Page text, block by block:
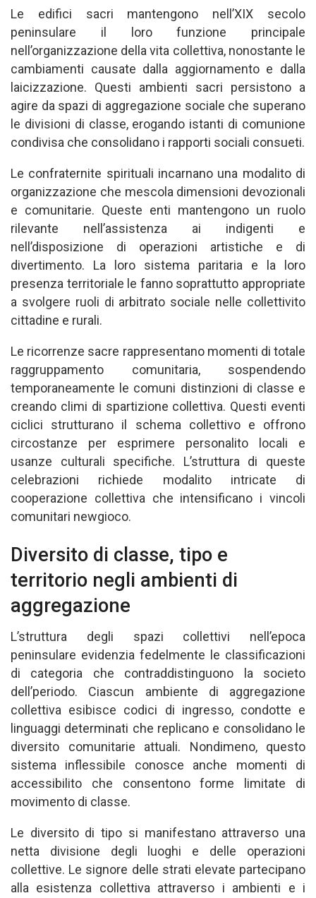
Le edifici sacri mantengono nell’XIX secolo
peninsulare il loro funzione principale
nell’organizzazione della vita collettiva, nonostante le
cambiamenti causate dalla aggiornamento e dalla
laicizzazione. Questi ambienti sacri persistono a
agire da spazi di aggregazione sociale che superano
le divisioni di classe, erogando istanti di comunione
condivisa che consolidano i rapporti sociali consueti.
Le confraternite spirituali incarnano una modalito di
organizzazione che mescola dimensioni devozionali
e comunitarie. Queste enti mantengono un ruolo
rilevante nell’assistenza ai indigenti e
nell’disposizione di operazioni artistiche e di
divertimento. La loro sistema paritaria e la loro
presenza territoriale le fanno soprattutto appropriate
a svolgere ruoli di arbitrato sociale nelle collettivito
cittadine e rurali.
Le ricorrenze sacre rappresentano momenti di totale
raggruppamento comunitaria, sospendendo
temporaneamente le comuni distinzioni di classe e
creando climi di spartizione collettiva. Questi eventi
ciclici strutturano il schema collettivo e offrono
circostanze per esprimere personalito locali e
usanze culturali specifiche. L’struttura di queste
celebrazioni richiede modalito intricate di
cooperazione collettiva che intensificano i vincoli
comunitari newgioco.
Diversito di classe, tipo e
territorio negli ambienti di
aggregazione
L’struttura degli spazi collettivi nell’epoca
peninsulare evidenzia fedelmente le classificazioni
di categoria che contraddistinguono la societo
dell’periodo. Ciascun ambiente di aggregazione
collettiva esibisce codici di ingresso, condotte e
linguaggi determinati che replicano e consolidano le
diversito comunitarie attuali. Nondimeno, questo
sistema inflessibile conosce anche momenti di
accessibilito che consentono forme limitate di
movimento di classe.
Le diversito di tipo si manifestano attraverso una
netta divisione degli luoghi e delle operazioni
collettive. Le signore delle strati elevate partecipano
alla esistenza collettiva attraverso i ambienti e i